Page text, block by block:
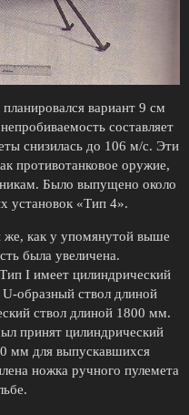
вариант 9 см
составляет
снизилась до 106 м/с. Эти
противотанковое оружие,
Было выпущено около
установок «Тип 4».
как у упомянутой выше
была увеличена.
I имеет цилиндрический
образный ствол длиной
ствол длиной 1800 мм.
принят цилиндрический
мм для выпускавшихся
ножка ручного пулемета